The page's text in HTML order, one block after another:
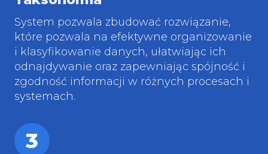
System pozwala zbudować rozwiązanie,
które pozwala na efektywne organizowanie
i klasyfikowanie danych, ułatwiając ich
odnajdywanie oraz zapewniając spójność i
zgodność informacji w różnych procesach i
systemach.
3